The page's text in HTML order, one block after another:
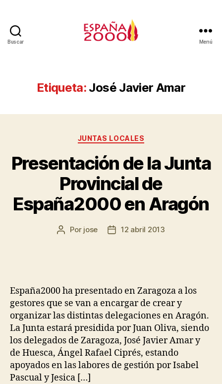
Buscar Menú
Etiqueta: José Javier Amar
JUNTAS LOCALES
Presentación de la Junta
Provincial de
España2000 en Aragón
Por jose 12 abril 2013
España2000 ha presentado en Zaragoza a los
gestores que se van a encargar de crear y
organizar las distintas delegaciones en Aragón.
La Junta estará presidida por Juan Oliva, siendo
los delegados de Zaragoza, José Javier Amar y
de Huesca, Ángel Rafael Ciprés, estando
apoyados en las labores de gestión por Isabel
Pascual y Jesica […]